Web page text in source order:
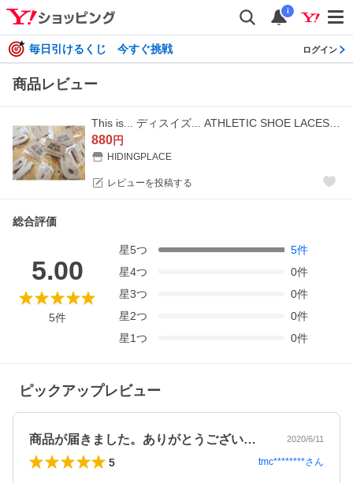
i
毎日引けるくじ 今すぐ挑戦 ログイン
商品レビュー
880円
HIDINGPLACE
レビューを投稿する
総合評価
5.00
5件
星5つ 5件
星4つ 0件
星3つ 0件
星2つ 0件
星1つ 0件
ピックアップレビュー
商品が届きました。ありがとうございまし… 2020/6/11
5 tmc********さん